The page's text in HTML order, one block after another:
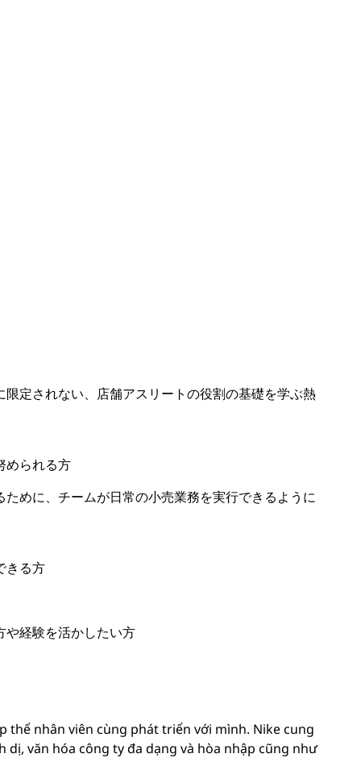
定されない、店舗アスリートの役割の基礎を学ぶ熱
められる方
めに、チームが日常の小売業務を実行できるように
きる方
や経験を活かしたい方
thể nhân viên cùng phát triển với mình. Nike cung
văn hóa công ty đa dạng và hòa nhập cũng như